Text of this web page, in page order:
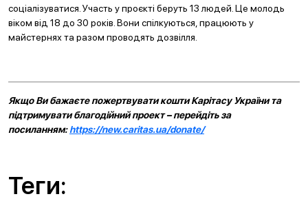
соціалізуватися. Участь у проєкті беруть 13 людей. Це молодь
віком від 18 до 30 років. Вони спілкуються, працюють у
майстернях та разом проводять дозвілля.
Якщо Ви бажаєте пожертвувати кошти Карітасу України та
підтримувати благодійний проект – перейдіть за
посиланням:https://new.caritas.ua/donate/
Теги: